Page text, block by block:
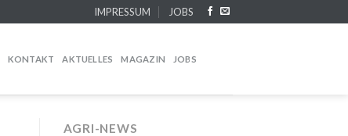
IMPRESSUM JOBS
KONTAKT AKTUELLES MAGAZIN JOBS
AGRI-NEWS